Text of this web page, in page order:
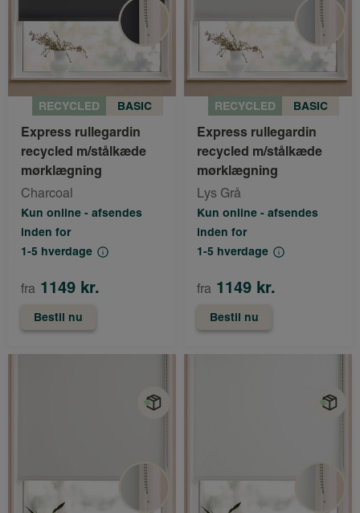
RECYCLED BASIC
Express rullegardin
recycled m/stålkæde
mørklægning
Charcoal
Kun online - afsendes
inden for
1-5 hverdage
fra 1149 kr.
Bestil nu
RECYCLED BASIC
Express rullegardin
recycled m/stålkæde
mørklægning
Lys Grå
Kun online - afsendes
inden for
1-5 hverdage
fra 1149 kr.
Bestil nu